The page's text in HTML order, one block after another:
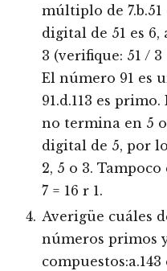
múltiplo de
digital de 51 es
3 (verifique: 51 / 3
El número 91 es
91.d.113 es
no termina en 5
digital de 5, por
2, 5 o 3.
7 = 16 r 1.
Averigüe cuáles
números primos
compuestos:a.143